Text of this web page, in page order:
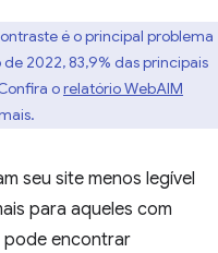
é o principal problema
2022, 83,9% das principais
orelatório WebAIM
seu site menos legível
para aqueles com
pode encontrar